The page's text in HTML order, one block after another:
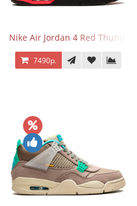
Nike Air Jordan 4 Red Thunder
7490р.